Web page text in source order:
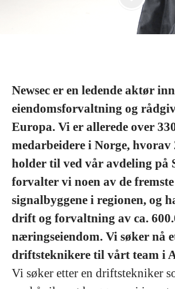
Newsec er en ledende aktør
eiendomsforvaltning og
Europa. Vi er allerede over
medarbeidere i Norge, hvorav
holder til ved vår avdeling på
forvalter vi noen av de fremste
signalbyggene i regionen, og
drift og forvaltning av ca.
næringseiendom. Vi søker nå
driftsteknikere til vårt team i
Vi søker etter en driftstekniker